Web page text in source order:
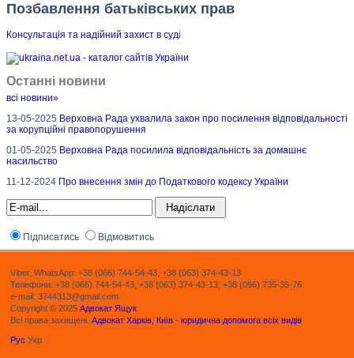
Позбавлення батьківських прав
Консультація та надійний захист в суді
Останні новини
всі новини»
13-05-2025 Верховна Рада ухвалила закон про посилення відповідальності
за корупційні правопорушення
01-05-2025 Верховна Рада посилила відповідальність за домашнє
насильство
11-12-2024 Про внесення змін до Податкового кодексу України
Підписатись Відмовитись
Viber, WhatsApp: +38 (066) 744-54-43, +38 (063) 374-43-13
Телефони: +38 (066) 744-54-43, +38 (063) 374-43-13, +38 (096) 735-35-76
e-mail: 3744313@gmail.com
Copyright © 2025 Адвокат Ящук
Всі права захищені. Адвокат Харків, Київ - юридична допомога всіх видів
Рус Укр